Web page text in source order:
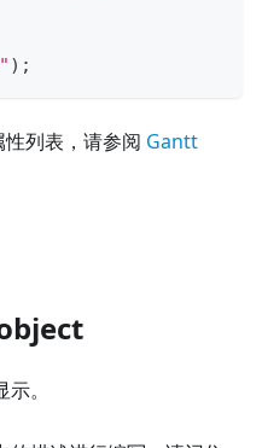
) ;
性列表，请参阅 Gantt
。